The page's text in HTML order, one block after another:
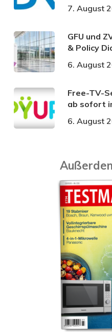
7. August
GFU und
& Policy
6. August
Free-TV-
ab sofort
6. August